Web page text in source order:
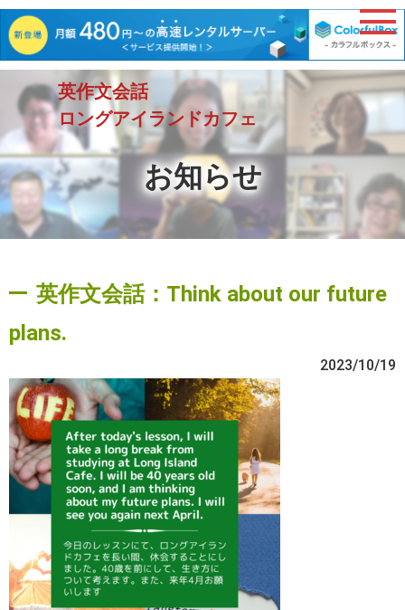
英作文会話
ロングアイランドカフェ
お知らせ
英作文会話：Think about our future
plans.
2023/10/19